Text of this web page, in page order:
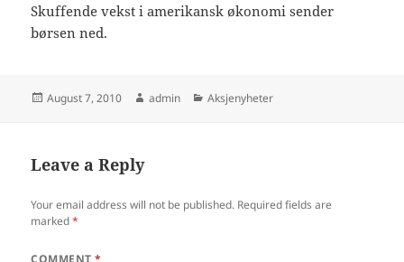
Skuffende vekst i amerikansk økonomi sender
børsen ned.
Posted
August 7, 2010 Author
admin Categories
Aksjenyheter
Leave a Reply
Your email address will not be published. Required fields are
marked*
COMMENT*